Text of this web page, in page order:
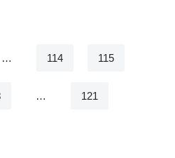
… 114 115
… 121